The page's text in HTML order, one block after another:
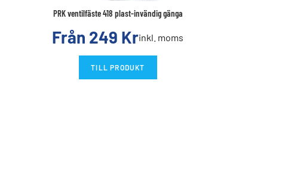
PRK ventilfäste 418 plast-invändig gänga
Från 249 Krinkl. moms
TILL PRODUKT